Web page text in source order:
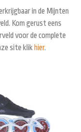
in de Mijnten
Kom gerust eens
voor de complete
site klik hier.